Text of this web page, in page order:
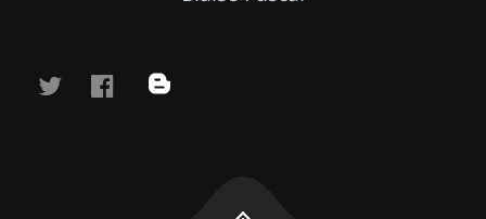
twitterfacebook
blog